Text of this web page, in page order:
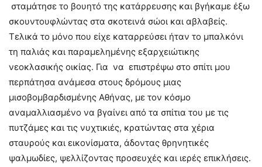
σταμάτησε το βουητό της κατάρρευσης και βγήκαμε έξω
σκουντουφλώντας στα σκοτεινά σώοι και αβλαβείς.
Τελικά το μόνο που είχε καταρρεύσει ήταν το μπαλκόνι
τη παλιάς και παραμελημένης εξαρχειώτικης
νεοκλασικής οικίας. Για να επιστρέψω στο σπίτι μου
περπάτησα ανάμεσα στους δρόμους μιας
μισοβομβαρδισμένης Αθήνας, με τον κόσμο
αναμαλλιασμένο να βγαίνει από τα σπίτια του με τις
πυτζάμες και τις νυχτικιές, κρατώντας στα χέρια
σταυρούς και εικονίσματα, άδοντας θρηνητικές
ψαλμωδίες, ψελλίζοντας προσευχές και ιερές επικλήσεις.